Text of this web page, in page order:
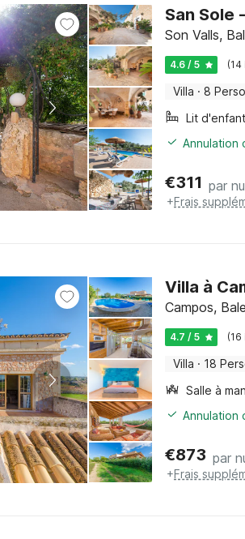
San Sole
Son Valls,
4.6 / 5 (14
Villa · 8
Lit d'enfant
Annulation
€311 par
+Frais
Villa à
Campos,
4.7 / 5 (16
Villa · 18
Salle à
Annulation
€873 par
+Frais